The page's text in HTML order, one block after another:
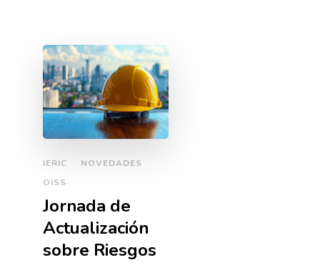
IERIC
NOVEDADES
OISS
Jornada de
Actualización
sobre Riesgos